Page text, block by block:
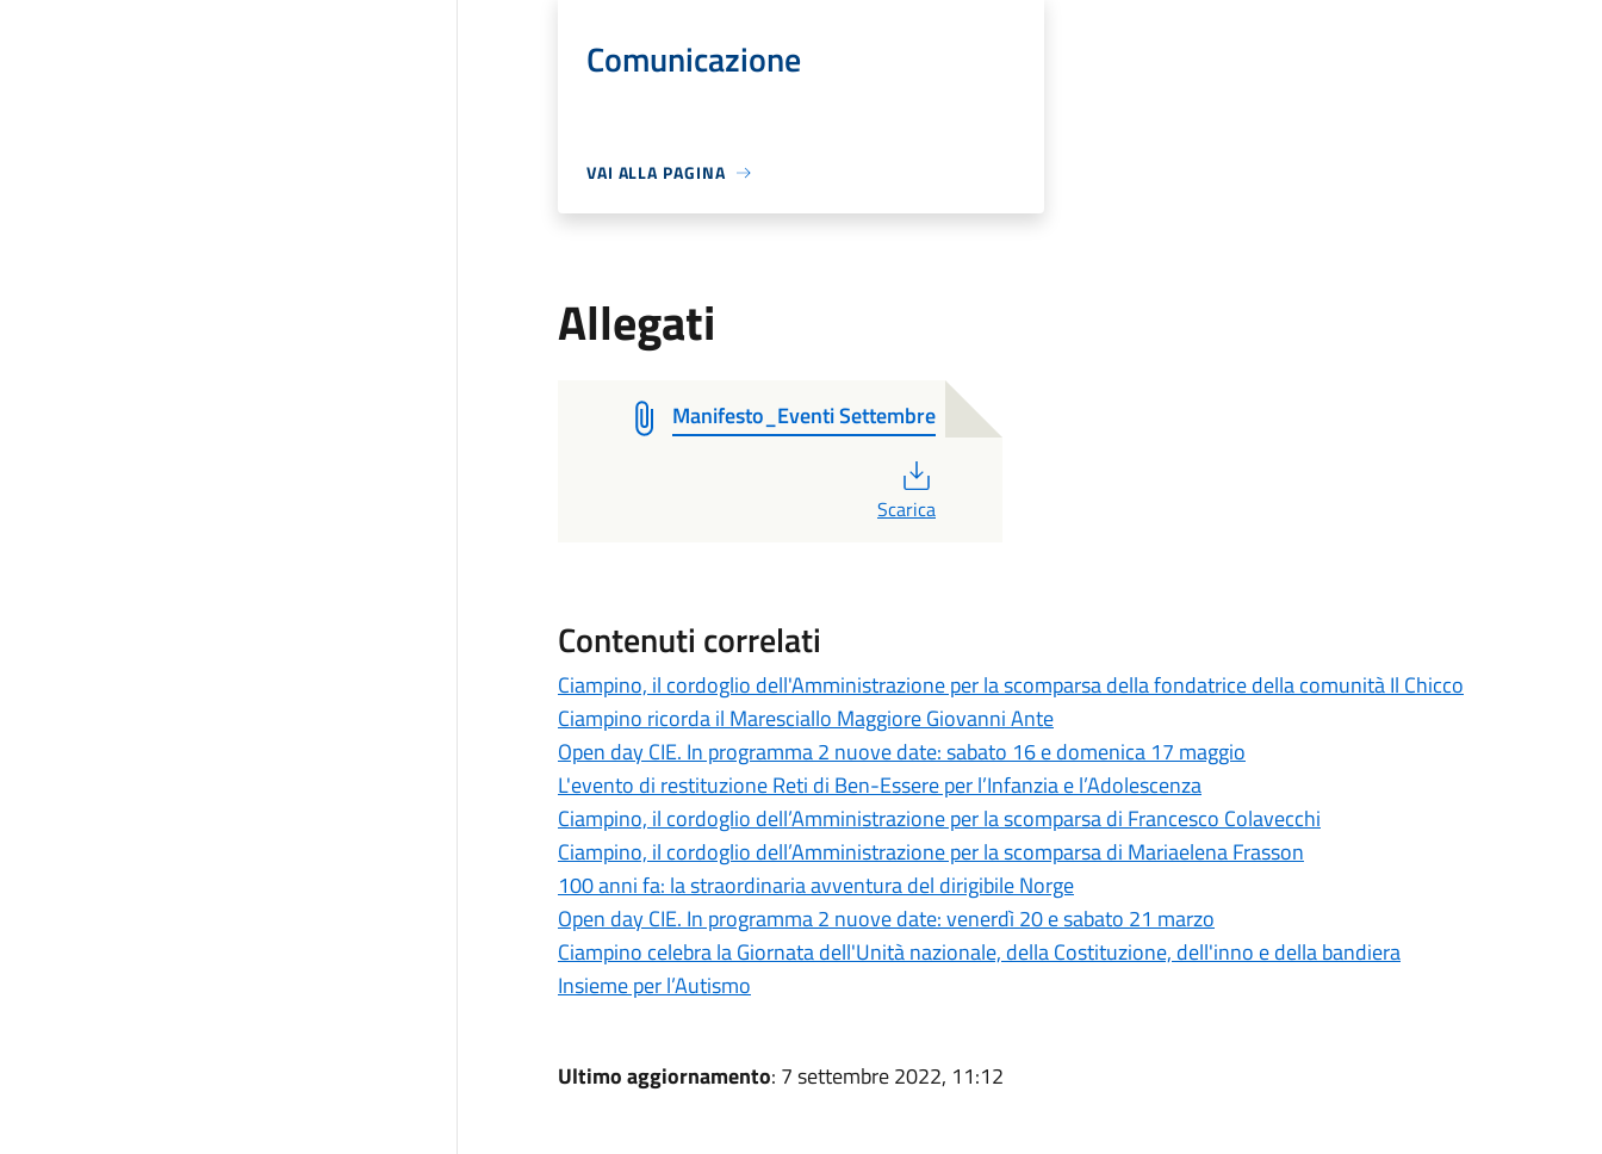
Comunicazione
VAI ALLA PAGINA
Allegati
Manifesto_Eventi Settembre
Scarica
Contenuti correlati
Ciampino, il cordoglio dell'Amministrazione per la scomparsa della fondatrice della comunità Il Chicco
Ciampino ricorda il Maresciallo Maggiore Giovanni Ante
Open day CIE. In programma 2 nuove date: sabato 16 e domenica 17 maggio
L'evento di restituzione Reti di Ben-Essere per l’Infanzia e l’Adolescenza
Ciampino, il cordoglio dell’Amministrazione per la scomparsa di Francesco Colavecchi
Ciampino, il cordoglio dell’Amministrazione per la scomparsa di Mariaelena Frasson
100 anni fa: la straordinaria avventura del dirigibile Norge
Open day CIE. In programma 2 nuove date: venerdì 20 e sabato 21 marzo
Ciampino celebra la Giornata dell'Unità nazionale, della Costituzione, dell'inno e della bandiera
Insieme per l’Autismo
Ultimo aggiornamento: 7 settembre 2022, 11:12